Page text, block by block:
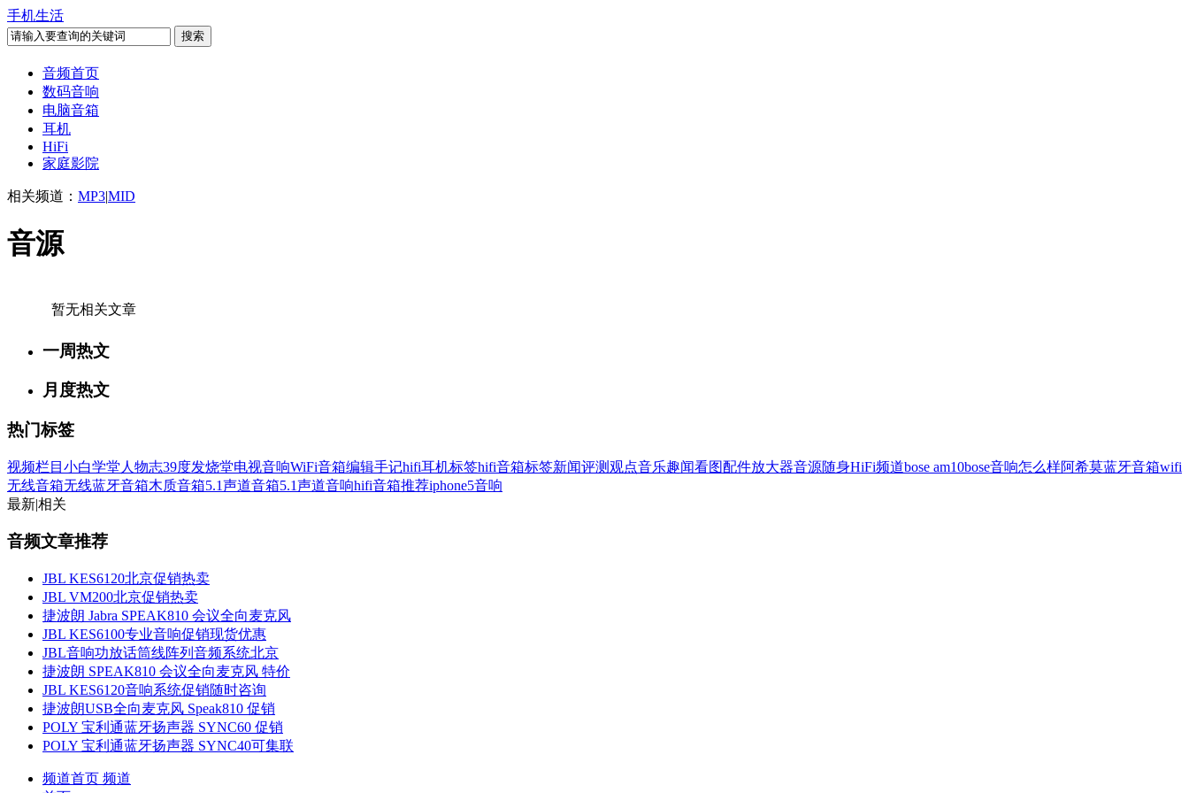
手机生活
音频首页
数码音响
电脑音箱
耳机
HiFi
家庭影院
相关频道： MP3|MID
音源
暂无相关文章
一周热文
月度热文
热门标签
视频栏目 小白学堂 人物志39度发烧堂电视音响WiFi音箱编辑手记hifi耳机标签hifi音箱标签新闻评测观点音乐趣闻看图配件放大器音源随身HiFi频道bose am10bose音响怎么样阿希莫蓝牙音箱wifi
无线音箱无线蓝牙音箱木质音箱5.1声道音箱5.1声道音响hifi音箱推荐iphone5音响
最新|相关
音频文章推荐
JBL KES6120北京促销热卖
JBL VM200北京促销热卖
捷波朗 Jabra SPEAK810 会议全向麦克风
JBL KES6100专业音响促销现货优惠
JBL音响功放话筒线阵列音频系统北京
捷波朗 SPEAK810 会议全向麦克风 特价
JBL KES6120音响系统促销随时咨询
捷波朗USB全向麦克风 Speak810 促销
POLY 宝利通蓝牙扬声器 SYNC60 促销
POLY 宝利通蓝牙扬声器 SYNC40可集联
频道首页 频道